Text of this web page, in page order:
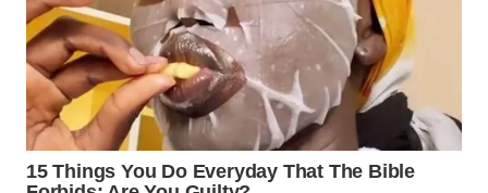
WN
KARO
WN
SIMALUNGUN